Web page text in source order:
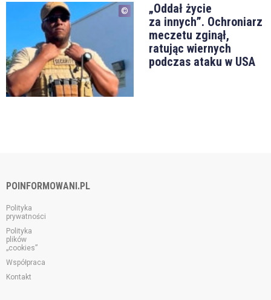
„Oddał życie
za innych”. Ochroniarz
meczetu zginął,
ratując wiernych
podczas ataku w USA
POINFORMOWANI.PL
Polityka
prywatności
Polityka
plików
„cookies”
Współpraca
Kontakt